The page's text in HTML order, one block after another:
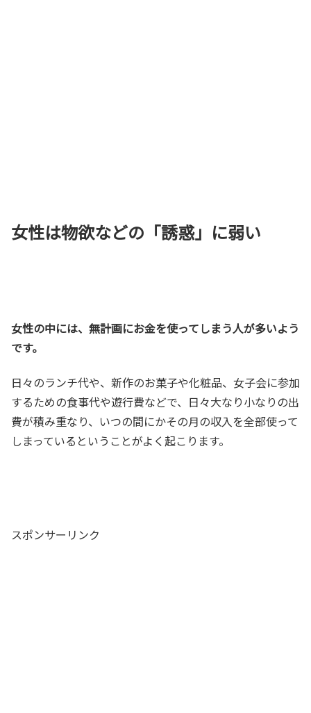
女性は物欲などの「誘惑」に弱い
女性の中には、無計画にお金を使ってしまう人が多いよう
です。
日々のランチ代や、新作のお菓子や化粧品、女子会に参加
するための食事代や遊行費などで、日々大なり小なりの出
費が積み重なり、いつの間にかその月の収入を全部使って
しまっているということがよく起こります。
スポンサーリンク